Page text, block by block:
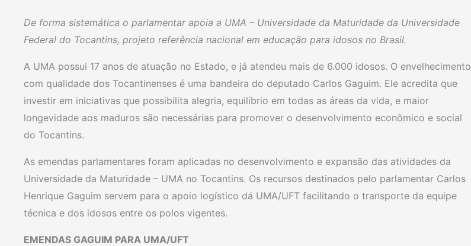
De forma sistemática o parlamentar apoia a UMA – Universidade da Maturidade da Universidade
Federal do Tocantins, projeto referência nacional em educação para idosos no Brasil.
A UMA possui 17 anos de atuação no Estado, e já atendeu mais de 6.000 idosos. O envelhecimento
com qualidade dos Tocantinenses é uma bandeira do deputado Carlos Gaguim. Ele acredita que
investir em iniciativas que possibilita alegria, equilíbrio em todas as áreas da vida, e maior
longevidade aos maduros são necessárias para promover o desenvolvimento econômico e social
do Tocantins.
As emendas parlamentares foram aplicadas no desenvolvimento e expansão das atividades da
Universidade da Maturidade – UMA no Tocantins. Os recursos destinados pelo parlamentar Carlos
Henrique Gaguim servem para o apoio logístico dá UMA/UFT facilitando o transporte da equipe
técnica e dos idosos entre os polos vigentes.
EMENDAS GAGUIM PARA UMA/UFT